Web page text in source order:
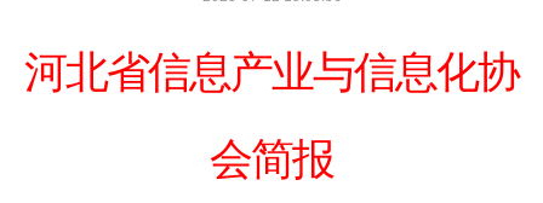
河北省信息产业与信息化协
会简报